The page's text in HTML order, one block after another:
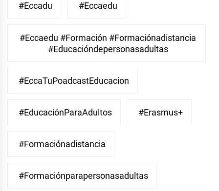
#eccadu #eccaedu
#eccaedu #formación #formaciónadistancia
#educacióndepersonasadultas
#EccaTuPoadcastEducacion
#EducaciónParaAdultos #Erasmus+
#Formaciónadistancia
#Formaciónparapersonasadultas